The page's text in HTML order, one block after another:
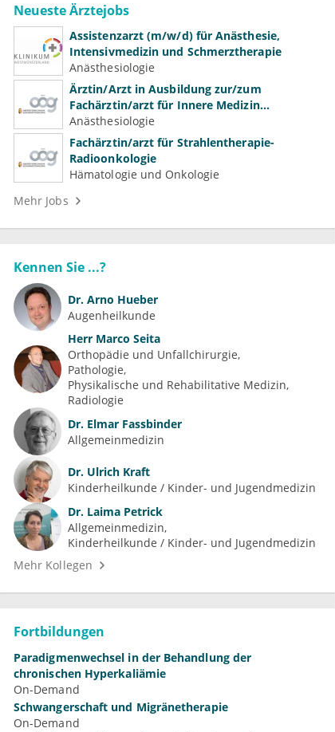
Neueste Ärztejobs
Assistenzarzt (m/w/d) für Anästhesie,
Intensivmedizin und Schmerztherapie
Anästhesiologie
Ärztin/Arzt in Ausbildung zur/zum
Fachärztin/arzt für Innere Medizin
(Kardiologie, Nephrologie, Intensivmedizin)
Anästhesiologie
Fachärztin/arzt für Strahlentherapie-
Radioonkologie
Hämatologie und Onkologie
Mehr Jobs
Kennen Sie ...?
Dr. Arno Hueber
Augenheilkunde
Herr Marco Seita
Orthopädie und Unfallchirurgie
Pathologie
Physikalische und Rehabilitative Medizin
Radiologie
Dr. Elmar Fassbinder
Allgemeinmedizin
Dr. Ulrich Kraft
Kinderheilkunde / Kinder- und Jugendmedizin
Dr. Laima Petrick
Allgemeinmedizin
Kinderheilkunde / Kinder- und Jugendmedizin
Mehr Kollegen
Fortbildungen
Paradigmenwechsel in der Behandlung der
chronischen Hyperkaliämie
On-Demand
Schwangerschaft und Migränetherapie
On-Demand